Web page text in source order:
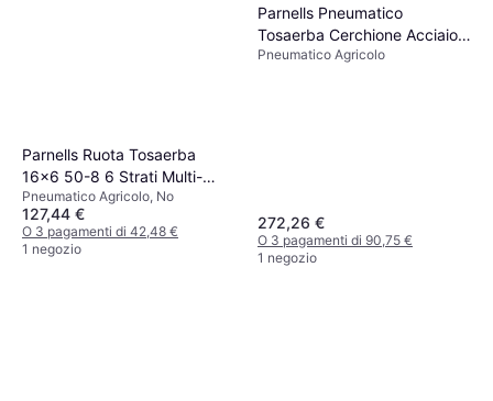
Parnells Ruota Tosaerba
16x6 50-8 6 Strati Multi-
Terreno
Pneumatico Agricolo, No
127,44 €
O 3 pagamenti di 42,48 €
1 negozio
Parnells Pneumatico
Tosaerba Cerchione Acciaio
4 Strati P332 20 mm Set 4
Pneumatico Agricolo
272,26 €
O 3 pagamenti di 90,75 €
1 negozio